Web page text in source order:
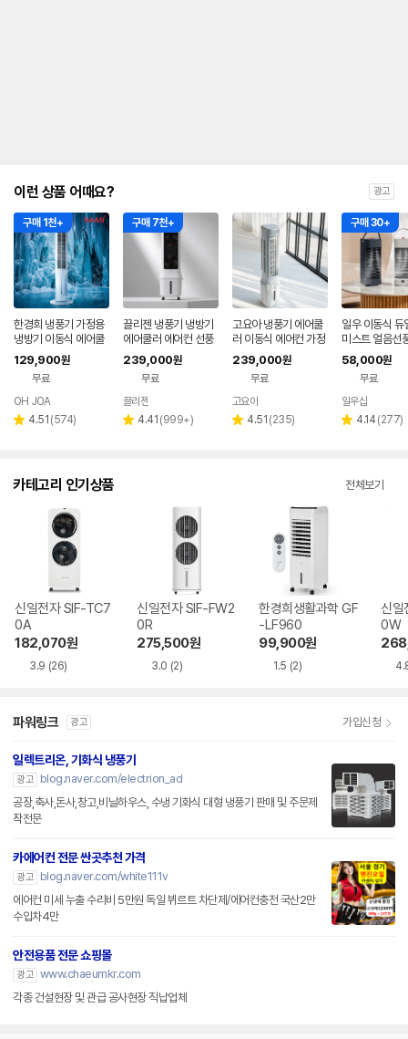
이런 상품 어때요? 광고
구매 1천+
한경희 냉풍기 가정용
냉방기 이동식 에어쿨
러 26년형 초절전 AI
음성인식 에어컨 선풍
129,900원
무료
페이
OH JOA
별 4.51 리
(574)
구매 7천+
끌리젠 냉풍기 냉방기
에어쿨러 에어컨 선풍
기 가정용 업소용 산업
용 이동식 냉각 얼음
239,000원
무료
끌리젠
별 4.41 리
(999+)
고요아 냉풍기 에어쿨
러 이동식 에어컨 가정
용 업소용 습기방지 냉
방기
239,000원
무료
고요아
별 4.51 리
(235)
구매 30+
일우 이동식 듀
미스트 얼음선
어쿨러 미니냉
동회전 IW-
58,000원
무료
일우샵
별 4.14 리
(277)
카테고리 인기상품 전체보기
신일전자 SIF-TC7
0A
182,070원
3.9 (26)
신일전자 SIF-FW2
0R
275,500원
3.0 (2)
한경희생활과학 GF
-LF960
99,900원
1.5 (2)
신
0W
파워링크 광고 가입신청
일렉트리온, 기화식 냉풍기
광고
blog.naver.com/electrion_ad
공장,축사,돈사,창고,비닐하우스, 수냉 기화식 대형 냉풍기 판매 및 주문제
작전문
카에어컨 전문 싼곳추천 가격
광고
blog.naver.com/white111v
에어컨 미세 누출 수리비 5만원 독일 뷔르트 차단제/에어컨충전 국산2만
수입차4만
안전용품 전문 쇼핑몰
광고 www.chaeumkr.com
각종 건설현장 및 관급 공사현장 직납업체